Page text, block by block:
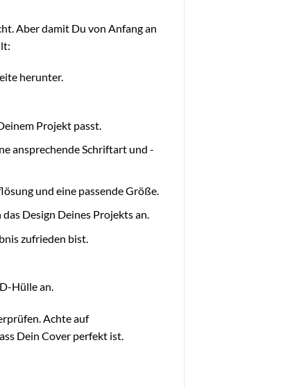
Aber damit Du von Anfang an
herunter.
Projekt passt.
ansprechende Schriftart und -
und eine passende Größe.
Design Deines Projekts an.
zufrieden bist.
Hülle an.
Achte auf
Dein Cover perfekt ist.